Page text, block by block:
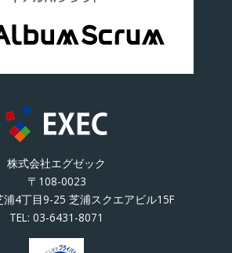
株式会社エグゼック
〒108-0023
浦4丁目9-25 芝浦スクエアビル15F
TEL: 03-6431-8071